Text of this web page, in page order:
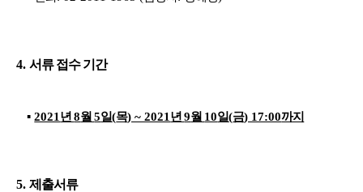
4. 서류 접수 기간
▪2021 년8월5일(목) ~ 2021 년9월 10일(금) 17:00까지
5. 제출서류